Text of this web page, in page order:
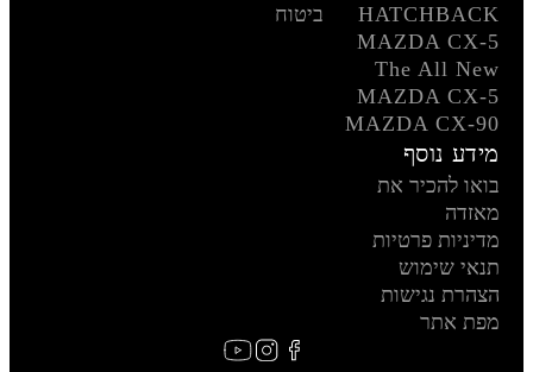
HATCHBACK
MAZDA CX-5
The All New
MAZDA CX-5
MAZDA CX-90
ביטוח
מידע נוסף
בואו להכיר את
מאזדה
מדיניות פרטיות
תנאי שימוש
הצהרת נגישות
מפת אתר